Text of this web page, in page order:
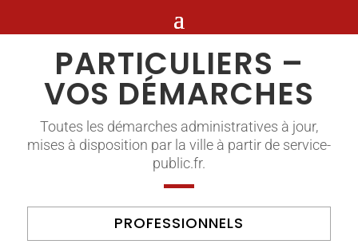
PARTICULIERS –
VOS DÉMARCHES
Toutes les démarches administratives à jour,
mises à disposition par la ville à partir de service-
public.fr.
PROFESSIONNELS